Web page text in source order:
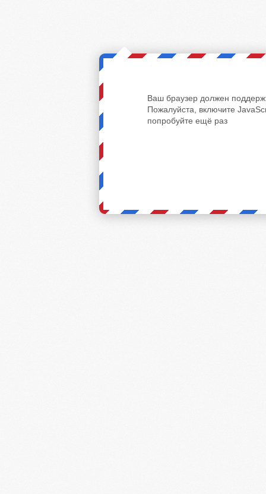
Ваш браузер должен
Пожалуйста, включите
попробуйте ещё раз